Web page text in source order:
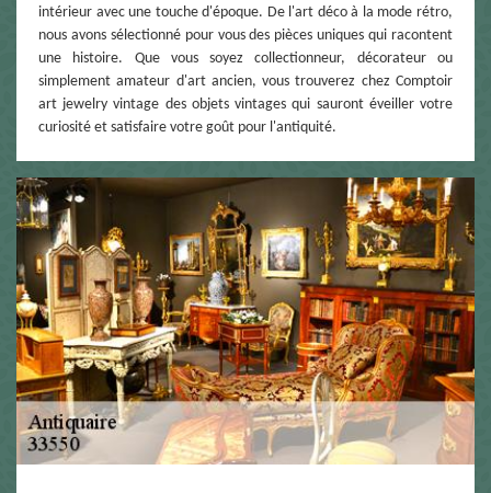
intérieur avec une touche d'époque. De l'art déco à la mode rétro,
nous avons sélectionné pour vous des pièces uniques qui racontent
une histoire. Que vous soyez collectionneur, décorateur ou
simplement amateur d'art ancien, vous trouverez chez Comptoir
art jewelry vintage des objets vintages qui sauront éveiller votre
curiosité et satisfaire votre goût pour l'antiquité.